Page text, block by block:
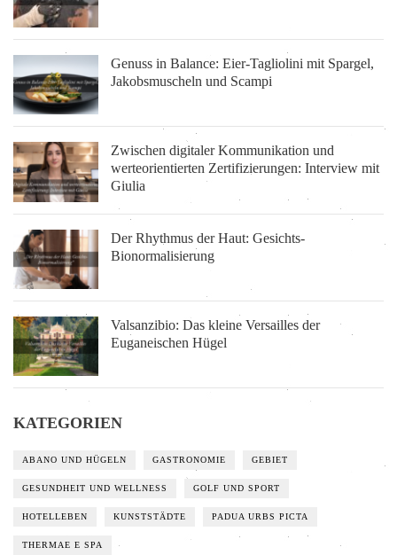
Genuss in Balance: Eier-Tagliolini mit Spargel,
Jakobsmuscheln und Scampi
Zwischen digitaler Kommunikation und
werteorientierten Zertifizierungen: Interview mit
Giulia
Der Rhythmus der Haut: Gesichts-
Bionormalisierung
Valsanzibio: Das kleine Versailles der
Euganeischen Hügel
KATEGORIEN
ABANO UND HÜGELN GASTRONOMIE GEBIET
GESUNDHEIT UND WELLNESS GOLF UND SPORT
HOTELLEBEN KUNSTSTÄDTE PADUA URBS PICTA
THERMAE E SPA